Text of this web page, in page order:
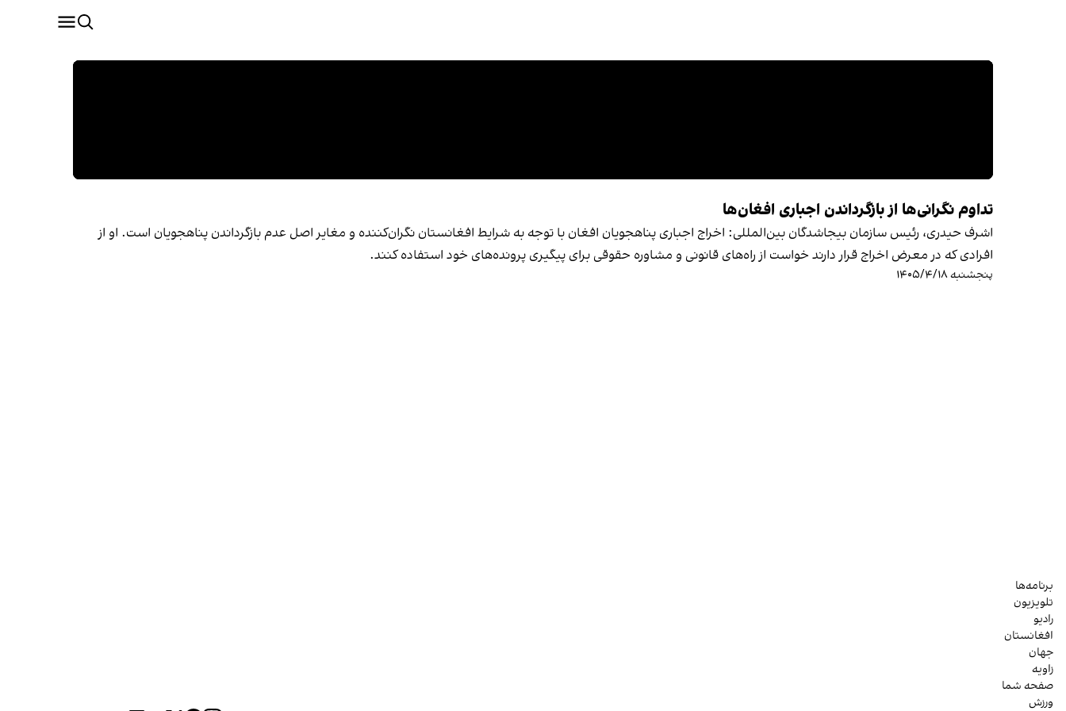
تداوم نگرانی‌ها از بازگرداندن اجباری افغان‌ها
اشرف حیدری، رئیس سازمان بیجاشدگان بین‌المللی: اخراج اجباری پناهجویان افغان با توجه به شرایط افغانستان نگران‌کننده و مغایر اصل عدم بازگرداندن پناهجویان است. او از
افرادی که در معرض اخراج قرار دارند خواست از راه‌های قانونی و مشاوره حقوقی برای پیگیری پرونده‌های خود استفاده کنند.
پنجشنبه ۱۴۰۵/۴/۱۸
برنامه‌ها
تلویزیون
رادیو
افغانستان
جهان
زاویه
صفحه شما
ورزش